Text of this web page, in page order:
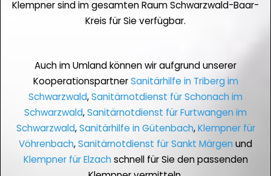
Klempner sind im gesamten Raum Schwarzwald-Baar-
Kreis für Sie verfügbar.
Auch im Umland können wir aufgrund unserer
KooperationspartnerSanitärhilfe in Triberg im
Schwarzwald,Sanitärnotdienst für Schonach im
Schwarzwald,Sanitärnotdienst für Furtwangen im
Schwarzwald,Sanitärhilfe in Gütenbach,Klempner für
Vöhrenbach,Sanitärnotdienst für Sankt Märgen und
Klempner für Elzachschnell für Sie den passenden